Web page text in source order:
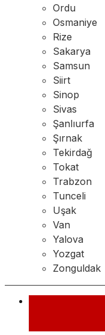
Ordu
Osmaniye
Rize
Sakarya
Samsun
Siirt
Sinop
Sivas
Şanlıurfa
Şırnak
Tekirdağ
Tokat
Trabzon
Tunceli
Uşak
Van
Yalova
Yozgat
Zonguldak